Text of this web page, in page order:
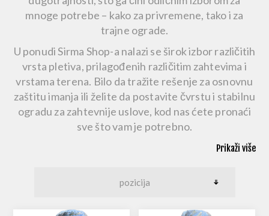
mnoge potrebe – kako za privremene, tako i za
trajne ograde.
U ponudiSirma Shop-a nalazi se širok izbor različitih
vrsta pletiva, prilagođenih različitim zahtevima i
vrstama terena. Bilo da tražite rešenje za osnovnu
zaštitu imanja ili želite da postavite čvrstu i stabilnu
ogradu za zahtevnije uslove, kod nas ćete pronaći
sve što vam je potrebno.
Prikaži više